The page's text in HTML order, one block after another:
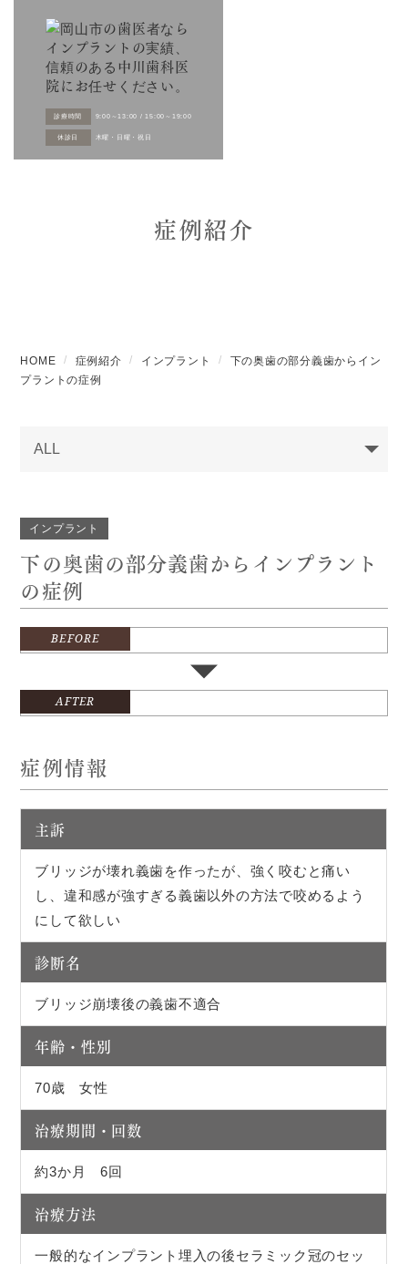
診療時間 9:00～13:00 / 15:00～19:00
休診日 木曜・日曜・祝日
症例紹介
HOME 症例紹介 インプラント
下の奥歯の部分義歯からイン
プラントの症例
インプラント
下の奥歯の部分義歯からインプラント
の症例
BEFORE
AFTER
症例情報
主訴
ブリッジが壊れ義歯を作ったが、強く咬むと痛い
し、違和感が強すぎる義歯以外の方法で咬めるよう
にして欲しい
診断名
ブリッジ崩壊後の義歯不適合
年齢・性別
70歳 女性
治療期間・回数
約3か月 6回
治療方法
一般的なインプラント埋入の後セラミック冠のセッ